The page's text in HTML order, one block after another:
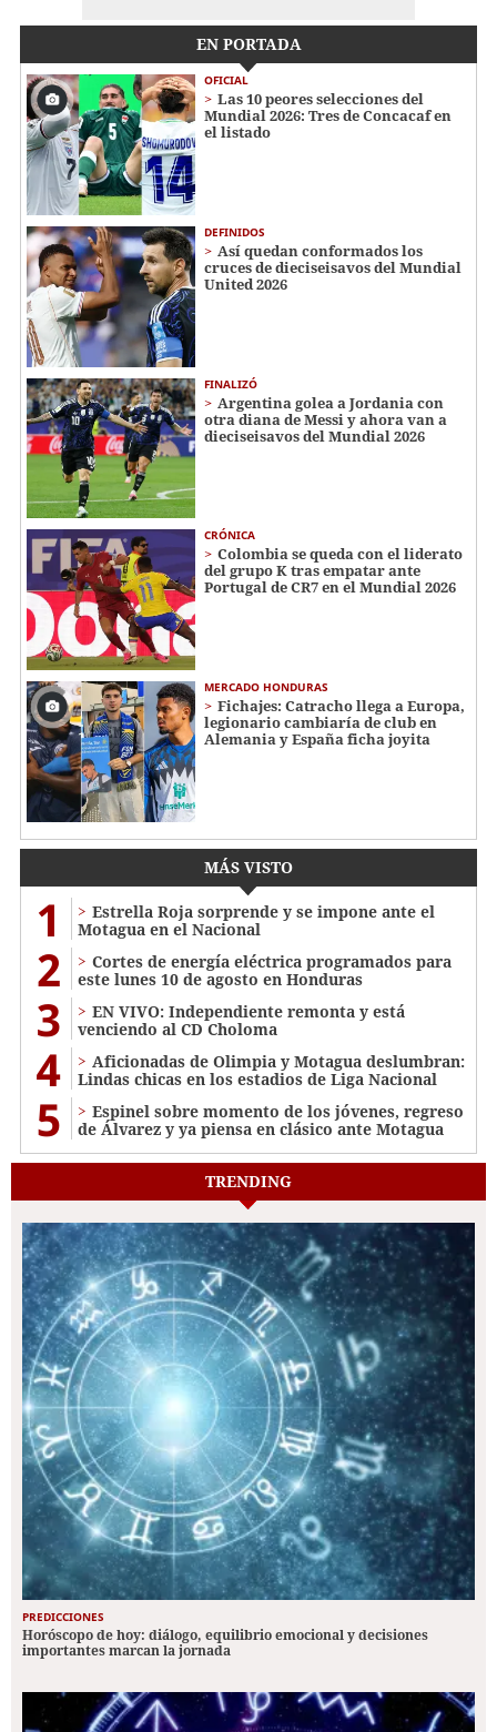
EN PORTADA
OFICIAL
Las 10 peores selecciones del
Mundial 2026: Tres de Concacaf en
el listado
DEFINIDOS
Así quedan conformados los
cruces de dieciseisavos del Mundial
United 2026
FINALIZÓ
Argentina golea a Jordania con
otra diana de Messi y ahora van a
dieciseisavos del Mundial 2026
CRÓNICA
Colombia se queda con el liderato
del grupo K tras empatar ante
Portugal de CR7 en el Mundial 2026
MERCADO HONDURAS
Fichajes: Catracho llega a Europa,
legionario cambiaría de club en
Alemania y España ficha joyita
MÁS VISTO
1
Estrella Roja sorprende y se impone ante el
Motagua en el Nacional
2
Cortes de energía eléctrica programados para
este lunes 10 de agosto en Honduras
3
EN VIVO: Independiente remonta y está
venciendo al CD Choloma
4
Aficionadas de Olimpia y Motagua deslumbran:
Lindas chicas en los estadios de Liga Nacional
5
Espinel sobre momento de los jóvenes, regreso
de Álvarez y ya piensa en clásico ante Motagua
TRENDING
PREDICCIONES
Horóscopo de hoy: diálogo, equilibrio emocional y decisiones
importantes marcan la jornada